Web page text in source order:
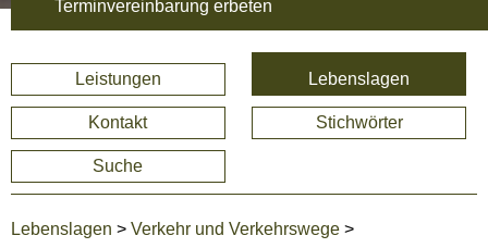
Terminvereinbarung erbeten
Leistungen Lebenslagen
Kontakt Stichwörter
Suche
Lebenslagen > Verkehr und Verkehrswege >